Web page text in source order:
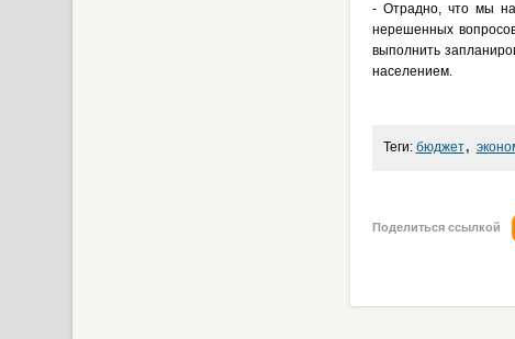
- Отрадно, что мы
нерешенных
выполнить
населением.
Теги: бюджет,
Поделиться ссылкой